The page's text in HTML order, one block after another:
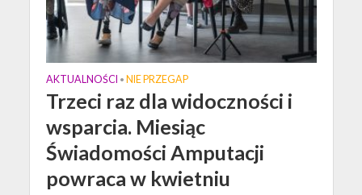
AKTUALNOŚCI • NIE PRZEGAP
Trzeci raz dla widoczności i
wsparcia. Miesiąc
Świadomości Amputacji
powraca w kwietniu